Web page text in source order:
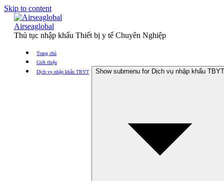
Skip to content
Airseaglobal
Thủ tục nhập khẩu Thiết bị y tế Chuyên Nghiệp
Trang chủ
Giới thiệu
Dịch vụ nhập khẩu TBYT
Show submenu for Dịch vụ nhập khẩu TBYT